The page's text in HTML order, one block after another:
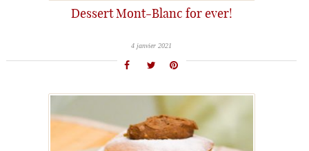
Dessert Mont-Blanc for ever!
4 janvier 2021